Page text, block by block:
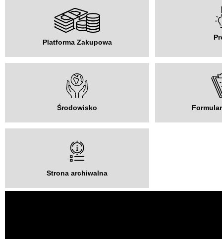
Platforma Zakupowa
Środowisko
Strona archiwalna